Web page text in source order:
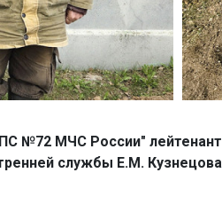
№72 МЧС России" лейтенант
службы Е.М. Кузнецова